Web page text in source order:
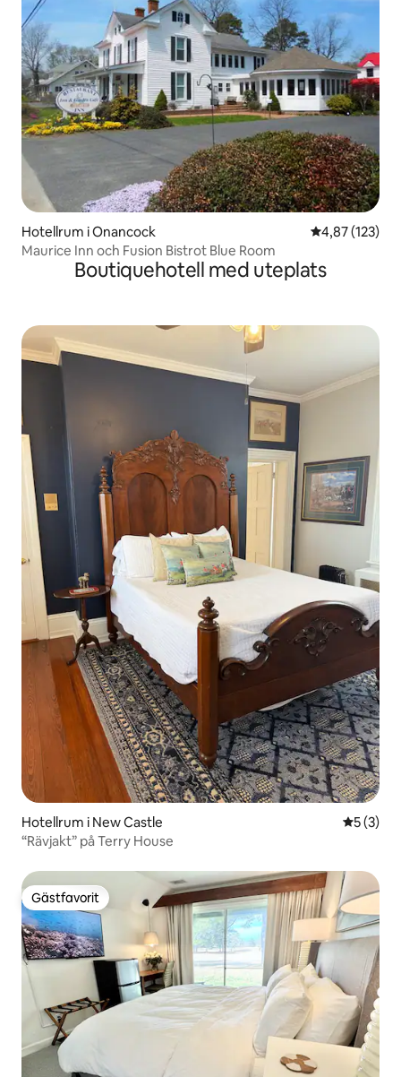
Hotellrum i Onancock 4,87 av 5 i
4,87 (123)
Maurice Inn och Fusion Bistrot Blue Room
Boutiquehotell med uteplats
Hotellrum i New Castle 5 av 5 i
5 (3)
“Rävjakt” på Terry House
Gästfavorit
Gästfavorit